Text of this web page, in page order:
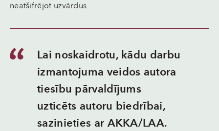
neatšifrējot uzvārdus.
Lai noskaidrotu, kādu darbu
izmantojuma veidos autora
tiesību pārvaldījums
uzticēts autoru biedrībai,
sazinieties ar AKKA/LAA.